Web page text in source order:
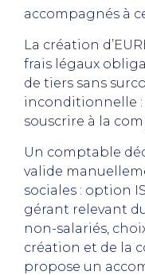
accompagnés à
La création
frais légaux
de tiers sans
inconditionnelle
souscrire à la
Un comptable
valide
sociales : option
gérant relevant
non-salariés,
création et de la
propose un